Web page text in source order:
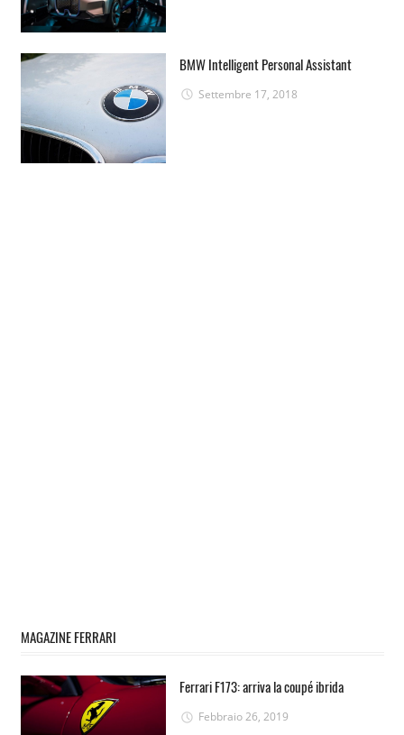
BMW Intelligent Personal Assistant
Settembre 17, 2018
MAGAZINE FERRARI
Ferrari F173: arriva la coupé ibrida
Febbraio 26, 2019